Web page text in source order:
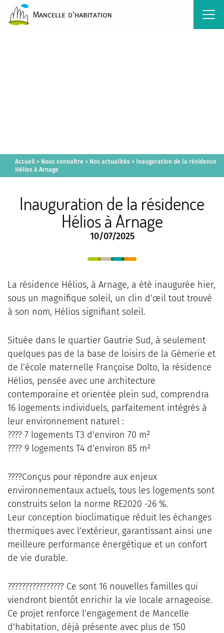
Accueil > Nous connaître > Nos actualités > Inauguration de la résidence
Hélios à Arnage
Inauguration de la résidence
Hélios à Arnage
10/07/2025
La résidence Hélios, à Arnage, a été inaugurée hier,
sous un magnifique soleil, un clin d’œil tout trouvé
à son nom, Hélios signifiant soleil.
Située dans le quartier Gautrie Sud, à seulement
quelques pas de la base de loisirs de la Gèmerie et
de l’école maternelle Françoise Dolto, la résidence
Hélios, pensée avec une architecture
contemporaine et orientée plein sud, comprendra
16 logements individuels, parfaitement intégrés à
leur environnement naturel :
???? 7 logements T3 d’environ 70 m²
???? 9 logements T4 d’environ 85 m²
????Conçus pour répondre aux enjeux
environnementaux actuels, tous les logements sont
construits selon la norme RE2020 -26 %.
Leur conception bioclimatique réduit les échanges
thermiques avec l’extérieur, garantissant ainsi une
meilleure performance énergétique et un confort
de vie durable.
????‍????‍????‍???? Ce sont 16 nouvelles familles qui
viendront bientôt enrichir la vie locale arnageoise.
Ce projet renforce l’engagement de Mancelle
d’habitation, déjà présente avec plus de 150